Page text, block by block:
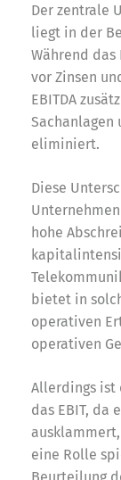
Der zentrale
liegt in der
Während das
vor Zinsen
EBITDA
Sachanlagen
eliminiert.
Diese
hohe
bietet in
operativen
operativen
Allerdings ist
das EBIT, da
eine Rolle